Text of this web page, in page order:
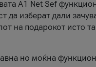
А1 Net Sef
да изберат дали
на подарокот исто
но моќна